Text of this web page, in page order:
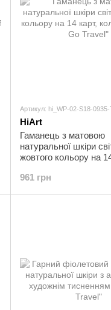
Артикул: hi_WP-02-S18-
HiArt
Гаманець з матовою
натуральної шкіри
жовтого кольору на
961 грн